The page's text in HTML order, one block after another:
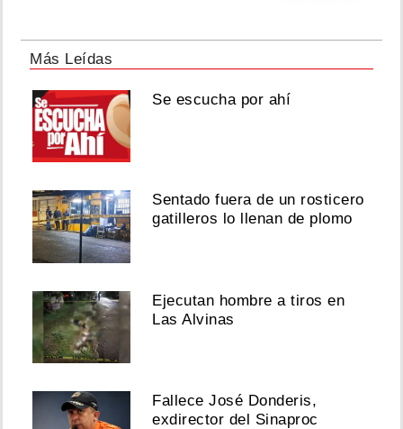
Más Leídas
Se escucha por ahí
Sentado fuera de un rosticero
gatilleros lo llenan de plomo
Ejecutan hombre a tiros en
Las Alvinas
Fallece José Donderis,
exdirector del Sinaproc